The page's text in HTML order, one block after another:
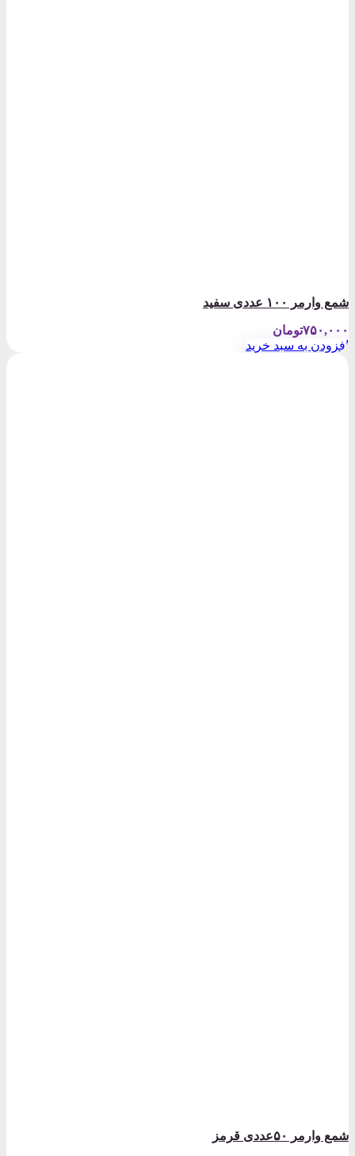
شمع وارمر ۱۰۰ عددی سفید
۷۵۰,۰۰۰تومان
افزودن به سبد خرید
شمع وارمر ۵٠عددی قرمز